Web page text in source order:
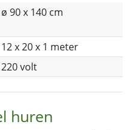
ø 90 x 140 cm
12 x 20 x 1 meter
220 volt
huren